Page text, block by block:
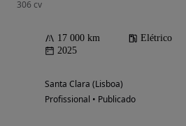
306 cv
17 000 km Elétrico
2025
Santa Clara (Lisboa)
Profissional • Publicado